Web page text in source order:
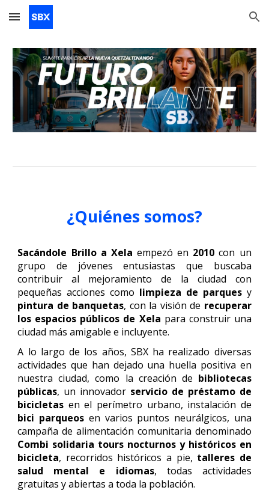
Skip to main content Skip to navigation
¿Quiénes somos?
Sacándole Brillo a Xela empezó en 2010 con un
grupo de jóvenes entusiastas que buscaba
contribuir al mejoramiento de la ciudad con
pequeñas acciones como limpieza de parquesy
pintura de banquetas, con la visión de recuperar
los espacios públicos de Xela para construir una
ciudad más amigable e incluyente.
A lo largo de los años, SBX ha realizado diversas
actividades que han dejado una huella positiva en
nuestra ciudad, como la creación de bibliotecas
públicas, un innovador servicio de préstamo de
bicicletas en el perímetro urbano, instalación de
bici parqueos en varios puntos neurálgicos, una
campaña de alimentación comunitaria denominado
Combi solidaria tours nocturnos y históricos en
bicicleta, recorridos históricos a pie, talleres de
salud mental e idiomas, todas actividades
gratuitas y abiertas a toda la población.